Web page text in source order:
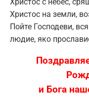
Христос на земли,
Пойте Господеви,
людие, яко
и Бога